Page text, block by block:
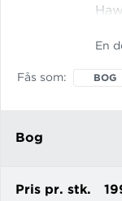
En
Fås som BOG
Bog
Pris pr. stk.